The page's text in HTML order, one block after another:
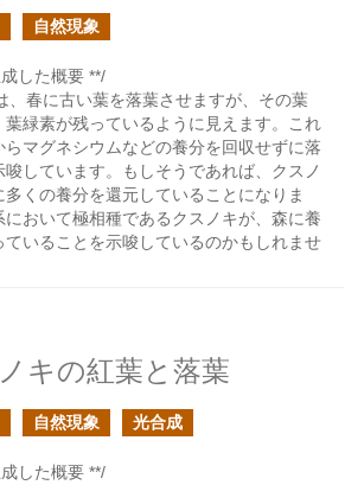
自然現象
した概要 **/
、春に古い葉を落葉させますが、その葉
緑素が残っているように見えます。これ
マグネシウムなどの養分を回収せずに落
しています。もしそうであれば、クスノ
くの養分を還元していることになりま
おいて極相種であるクスノキが、森に養
いることを示唆しているのかもしれませ
キの紅葉と落葉
自然現象 光合成
した概要 **/